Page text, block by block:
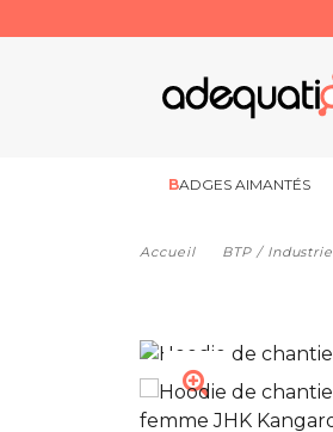
BADGES AIMANTÉS
Accueil BTP / Industrie